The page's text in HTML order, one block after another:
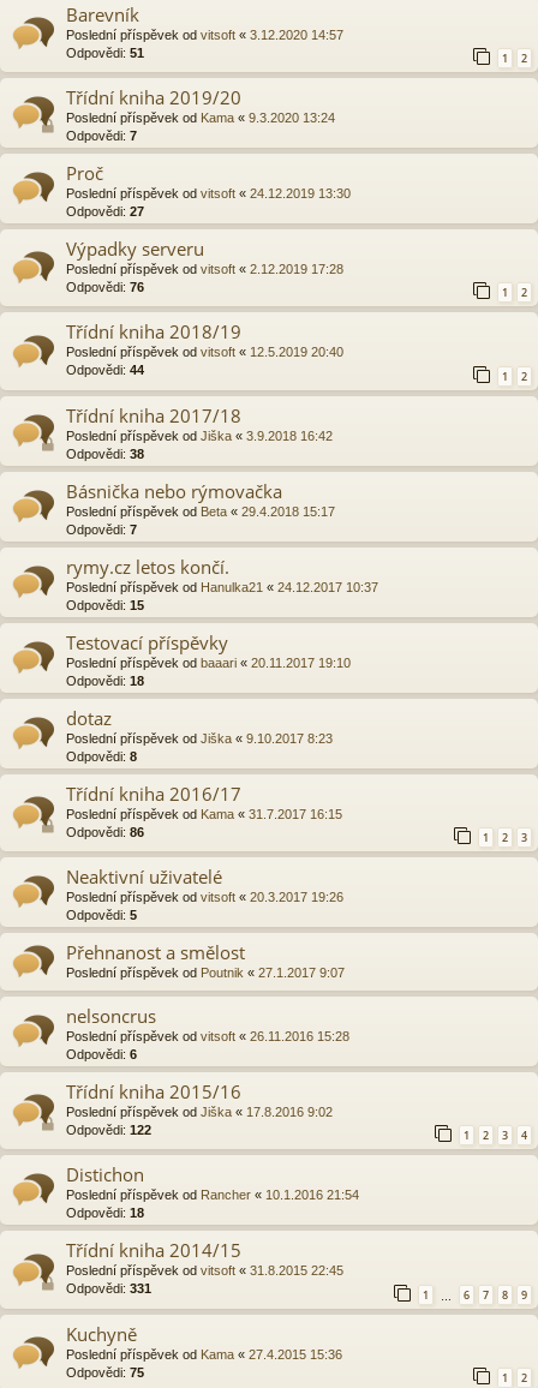
Barevník
Poslední příspěvek od vitsoft « 3.12.2020 14:57
Odpovědi: 51 1 2
Třídní kniha 2019/20
Poslední příspěvek od Kama « 9.3.2020 13:24
Odpovědi: 7
Proč
Poslední příspěvek od vitsoft « 24.12.2019 13:30
Odpovědi: 27
Výpadky serveru
Poslední příspěvek od vitsoft « 2.12.2019 17:28
Odpovědi: 76 1 2
Třídní kniha 2018/19
Poslední příspěvek od vitsoft « 12.5.2019 20:40
Odpovědi: 44 1 2
Třídní kniha 2017/18
Poslední příspěvek od Jiška « 3.9.2018 16:42
Odpovědi: 38
Básnička nebo rýmovačka
Poslední příspěvek od Beta « 29.4.2018 15:17
Odpovědi: 7
rymy.cz letos končí.
Poslední příspěvek od Hanulka21 « 24.12.2017 10:37
Odpovědi: 15
Testovací příspěvky
Poslední příspěvek od baaari « 20.11.2017 19:10
Odpovědi: 18
dotaz
Poslední příspěvek od Jiška « 9.10.2017 8:23
Odpovědi: 8
Třídní kniha 2016/17
Poslední příspěvek od Kama « 31.7.2017 16:15
Odpovědi: 86 1 2 3
Neaktivní uživatelé
Poslední příspěvek od vitsoft « 20.3.2017 19:26
Odpovědi: 5
Přehnanost a smělost
Poslední příspěvek od Poutnik « 27.1.2017 9:07
nelsoncrus
Poslední příspěvek od vitsoft « 26.11.2016 15:28
Odpovědi: 6
Třídní kniha 2015/16
Poslední příspěvek od Jiška « 17.8.2016 9:02
Odpovědi: 122 1 2 3 4
Distichon
Poslední příspěvek od Rancher « 10.1.2016 21:54
Odpovědi: 18
Třídní kniha 2014/15
Poslední příspěvek od vitsoft « 31.8.2015 22:45
Odpovědi: 331 1 6 7 8 9
Kuchyně
Poslední příspěvek od Kama « 27.4.2015 15:36
Odpovědi: 75 1 2